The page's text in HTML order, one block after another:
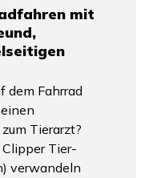
mit
dem Fahrrad
Tierarzt?
Tier-
verwandeln